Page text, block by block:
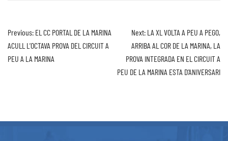
Previous: EL CC PORTAL DE LA MARINA
ACULL L’OCTAVA PROVA DEL CIRCUIT A
PEU A LA MARINA
Next: LA XL VOLTA A PEU A PEGO,
ARRIBA AL COR DE LA MARINA, LA
PROVA INTEGRADA EN EL CIRCUIT A
PEU DE LA MARINA ESTA D’ANIVERSARI